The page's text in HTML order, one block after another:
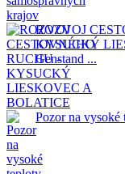
ROZVOJ
KYSUCKÝ
Genstand ...
Pozor na vysoké